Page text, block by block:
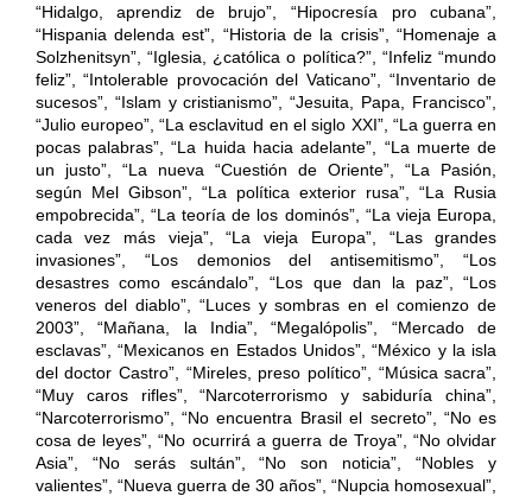
“Hidalgo, aprendiz de brujo”, “Hipocresía pro cubana”,
“Hispania delenda est”, “Historia de la crisis”, “Homenaje a
Solzhenitsyn”, “Iglesia, ¿católica o política?”, “Infeliz “mundo
feliz”, “Intolerable provocación del Vaticano”, “Inventario de
sucesos”, “Islam y cristianismo”, “Jesuita, Papa, Francisco”,
“Julio europeo”, “La esclavitud en el siglo XXI”, “La guerra en
pocas palabras”, “La huida hacia adelante”, “La muerte de
un justo”, “La nueva “Cuestión de Oriente”, “La Pasión,
según Mel Gibson”, “La política exterior rusa”, “La Rusia
empobrecida”, “La teoría de los dominós”, “La vieja Europa,
cada vez más vieja”, “La vieja Europa”, “Las grandes
invasiones”, “Los demonios del antisemitismo”, “Los
desastres como escándalo”, “Los que dan la paz”, “Los
veneros del diablo”, “Luces y sombras en el comienzo de
2003”, “Mañana, la India”, “Megalópolis”, “Mercado de
esclavas”, “Mexicanos en Estados Unidos”, “México y la isla
del doctor Castro”, “Mireles, preso político”, “Música sacra”,
“Muy caros rifles”, “Narcoterrorismo y sabiduría china”,
“Narcoterrorismo”, “No encuentra Brasil el secreto”, “No es
cosa de leyes”, “No ocurrirá a guerra de Troya”, “No olvidar
Asia”, “No serás sultán”, “No son noticia”, “Nobles y
valientes”, “Nueva guerra de 30 años”, “Nupcia homosexual”,